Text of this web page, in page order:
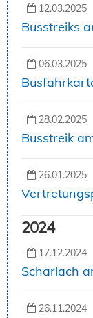
12.03.2025
Busstreiks
06.03.2025
28.02.2025
Busstreik
26.01.2025
2024
17.12.2024
Scharlach
26.11.2024